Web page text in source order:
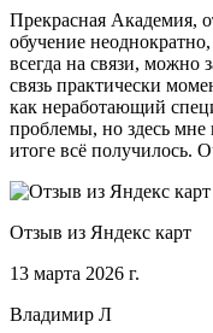
Прекрасная Академия,
обучение
всегда на связи, можно
связь практически
как неработающий
проблемы, но здесь
итоге всё получилось.
Отзыв из Яндекс карт
13 марта 2026 г.
Владимир Л